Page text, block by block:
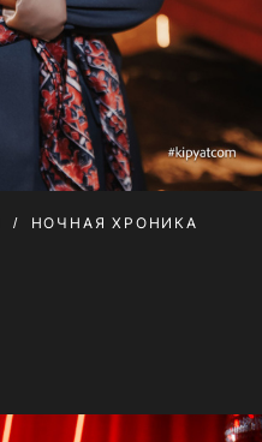
НОЧНАЯ ХРОНИКА